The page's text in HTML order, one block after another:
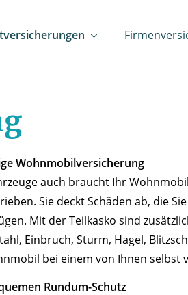
Wohnmobilversicherung
auch braucht Ihr
Sie deckt Schäden ab, die
Mit der Teilkasko sind
Einbruch, Sturm, Hagel,
bei einem von Ihnen
Rundum-Schutz